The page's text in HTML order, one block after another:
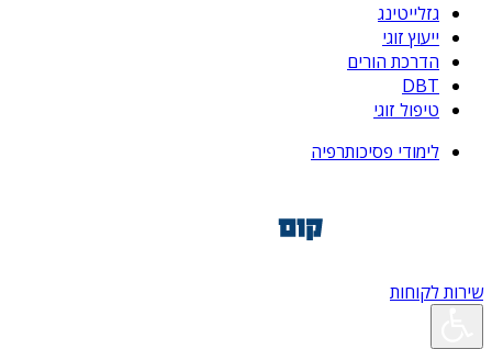
גזלייטינג
ייעוץ זוגי
הדרכת הורים
DBT
טיפול זוגי
לימודי פסיכותרפיה
שירות לקוחות